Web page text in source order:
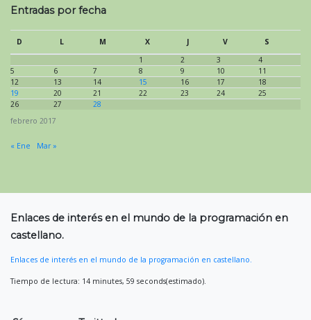
Entradas por fecha
febrero 2017
D L M X J V
S
1
2 3
4
5
6 7 8 9 10
11
12
13 14 15 16 17
18
19
20 21 22 23 24
25
26
27 28
« Ene Mar »
Enlaces de interés en el mundo de la programación en
castellano.
Enlaces de interés en el mundo de la programación en castellano.
Tiempo de lectura: 14 minutes, 59 seconds(estimado).